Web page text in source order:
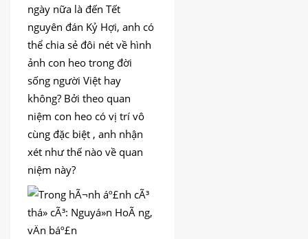
KHOÁ
HỌC
DỊCH
VỤ
BÀI
VIẾT
ngày nữa là đến Tết
nguyên đán Kỷ Hợi, anh có
thể chia sẻ đôi nét về hình
ảnh con heo trong đời
sống người Việt hay
không? Bởi theo quan
niệm con heo có vị trí vô
cùng đặc biệt , anh nhận
xét như thế nào về quan
niệm này?